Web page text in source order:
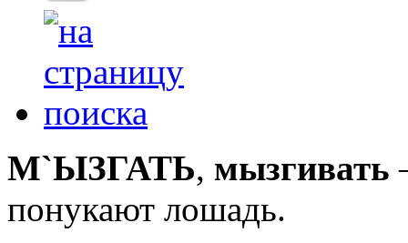
М`ЫЗГАТЬ, мызгивать
понукают лошадь.